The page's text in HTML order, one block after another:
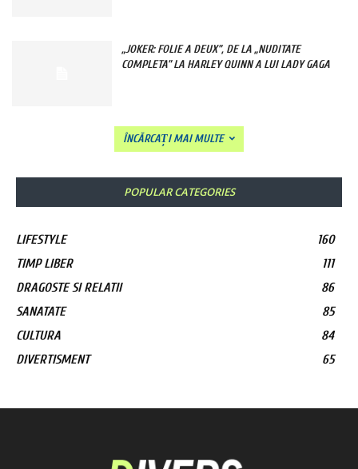
„JOKER: FOLIE A DEUX”, DE LA „NUDITATE
COMPLETA” LA HARLEY QUINN A LUI LADY GAGA
ÎNCĂRCAȚI MAI MULTE
POPULAR CATEGORIES
LIFESTYLE
160
TIMP LIBER
111
DRAGOSTE SI RELATII
86
SANATATE
85
CULTURA
84
DIVERTISMENT
65